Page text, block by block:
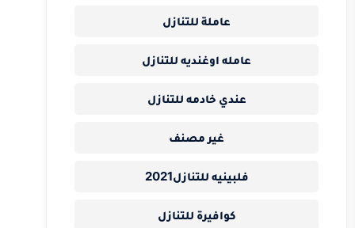
عاملة للتنازل
عامله اوغنديه للتنازل
عندي خادمه للتنازل
غير مصنف
فلبينيه للتنازل2021
كوافيرة للتنازل